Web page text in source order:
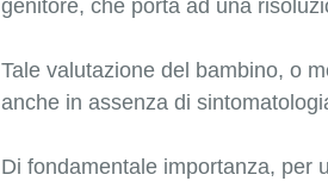
genitore, che porta ad una
Tale valutazione del bambino, o
anche in assenza di
Di fondamentale importanza, per